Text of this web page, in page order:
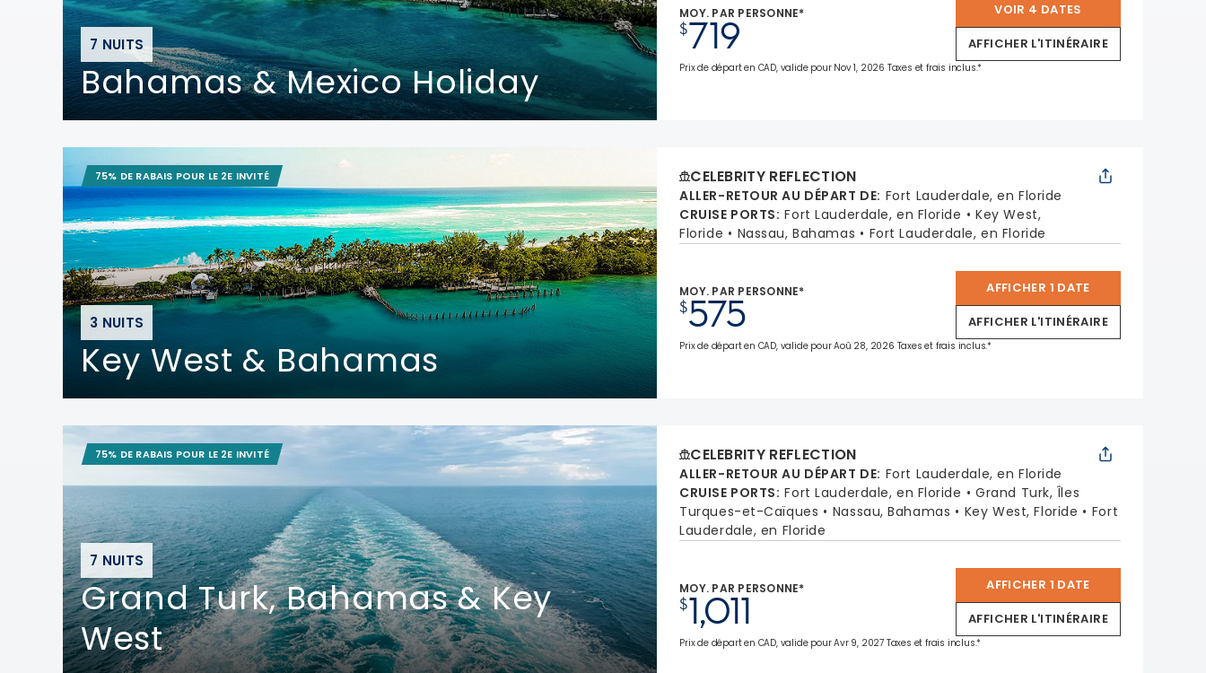
7 NUITS
Bahamas & Mexico Holiday
MOY. PAR PERSONNE*
$719
VOIR 4 DATES
AFFICHER L'ITINÉRAIRE
Prix de départ en CAD, valide pour Nov 1, 2026 Taxes et frais inclus.*
3 NUITS
Key West & Bahamas
75% DE RABAIS POUR LE 2E INVITÉ CELEBRITY REFLECTION
ALLER-RETOUR AU DÉPART DE: Fort Lauderdale, en Floride
CRUISE PORTS: Fort Lauderdale, en Floride
Key West,
Floride
Nassau, Bahamas Fort Lauderdale, en Floride
MOY. PAR PERSONNE*
$575
AFFICHER 1 DATE
AFFICHER L'ITINÉRAIRE
Prix de départ en CAD, valide pour Aoû 28, 2026 Taxes et frais inclus.*
7 NUITS
Grand Turk, Bahamas & Key
West
75% DE RABAIS POUR LE 2E INVITÉ CELEBRITY REFLECTION
ALLER-RETOUR AU DÉPART DE: Fort Lauderdale, en Floride
CRUISE PORTS: Fort Lauderdale, en Floride
Grand Turk, Îles
Turques-et-Caïques
Nassau, Bahamas Key West, Floride
Fort
Lauderdale, en Floride
MOY. PAR PERSONNE*
$1,011
AFFICHER 1 DATE
AFFICHER L'ITINÉRAIRE
Prix de départ en CAD, valide pour Avr 9, 2027 Taxes et frais inclus.*